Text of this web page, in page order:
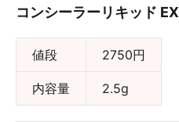
コンシーラーリキッド EX
値段 2750円
内容量 2.5g